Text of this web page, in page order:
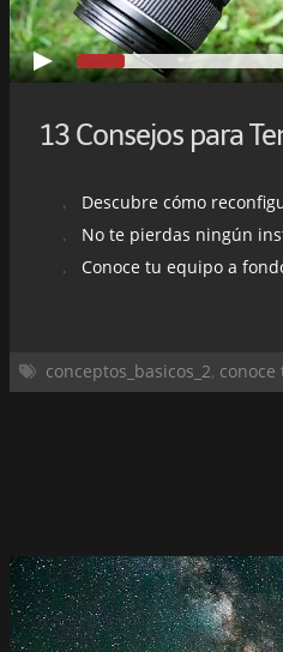
Descubre cómo
No te pierdas ningún
Conoce tu equipo a
conceptos_basicos_2, conoce